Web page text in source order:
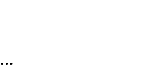
LAPTOP HP PROBOOK 430 G7 I5 10210U 8GB 256 SSD 13.3 FHD